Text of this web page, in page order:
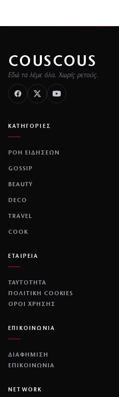
COUSCOUS
Εδώ τα λέμε όλα. Χωρίς ρετούς.
ΚΑΤΗΓΟΡΙΕΣ
ΡΟΗ ΕΙΔΗΣΕΩΝ
GOSSIP
BEAUTY
DECO
TRAVEL
COOK
ΕΤΑΙΡΕΙΑ
ΤΑΥΤΟΤΗΤΑ
ΠΟΛΙΤΙΚΉ COOKIES
ΌΡΟΙ ΧΡΉΣΗΣ
ΕΠΙΚΟΙΝΩΝΙΑ
ΔΙΑΦΗΜΙΣΗ
ΕΠΙΚΟΙΝΩΝΙΑ
NETWORK